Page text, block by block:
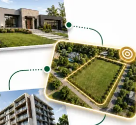
Lakes
42